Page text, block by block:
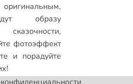
образу
фотоэффект
и порадуйте